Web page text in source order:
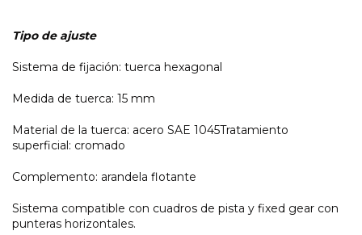
Tipo de ajuste
Sistema de fijación: tuerca hexagonal
Medida de tuerca: 15 mm
Material de la tuerca: acero SAE 1045Tratamiento
superficial: cromado
Complemento: arandela flotante
Sistema compatible con cuadros de pista y fixed gear con
punteras horizontales.